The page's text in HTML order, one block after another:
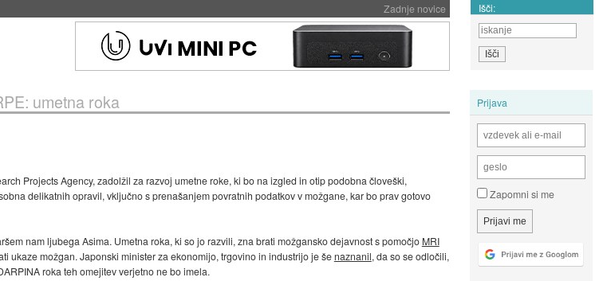
Zadnje novice Išči:
Prijava
Zapomni si me
umetna roka
Projects Agency, zadolžil za razvoj umetne roke, ki bo na izgled in otip podobna človeški,
delikatnih opravil, vključno s prenašanjem povratnih podatkov v možgane, kar bo prav gotovo
nam ljubega Asima. Umetna roka, ki so jo razvili, zna brati možgansko dejavnost s pomočjo MRI
ukaze možgan. Japonski minister za ekonomijo, trgovino in industrijo je šenaznanil, da so se odločili,
roka teh omejitev verjetno ne bo imela.